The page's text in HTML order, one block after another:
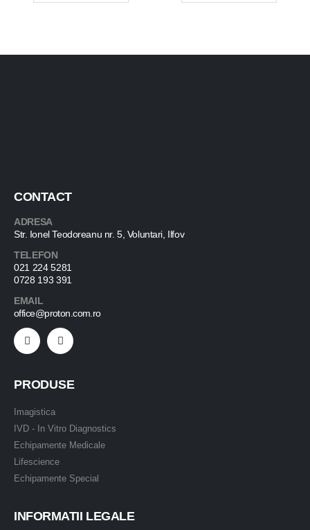
CONTACT
ADRESA
Str. Ionel Teodoreanu nr. 5, Voluntari, Ilfov
TELEFON
021 224 5281
0728 193 391
EMAIL
office@proton.com.ro
PRODUSE
Imagistica
IVD - In Vitro Diagnostics
Echipamente Medicale
Lifescience
Echipamente Special
INFORMATII LEGALE